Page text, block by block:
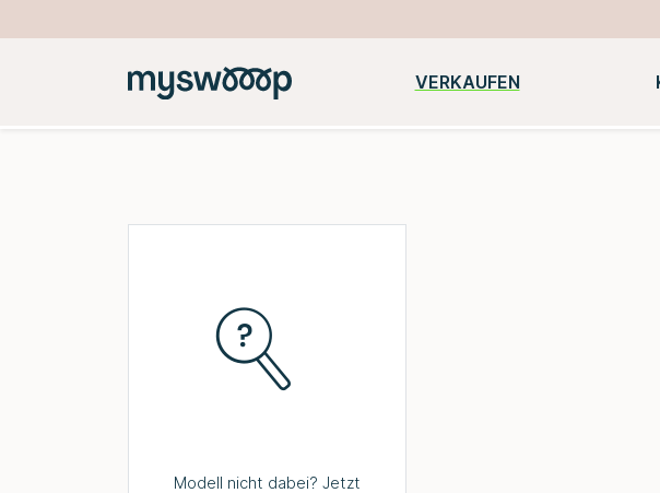
VERKAUFEN
Beliebte
Kategorien:
iPhone Huawei Notebooks
Modell nicht dabei? Jetzt